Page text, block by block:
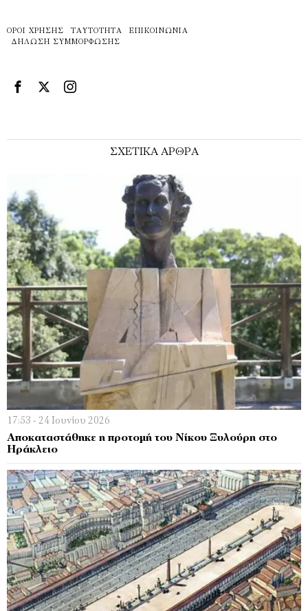
ΌΡΟΙ ΧΡΉΣΗΣ ΤΑΥΤΌΤΗΤΑ
ΕΠΙΚΟΙΝΩΝΊΑ
ΔΉΛΩΣΗ ΣΥΜΜΌΡΦΩΣΗΣ
ΣΧΕΤΙΚΑ ΑΡΘΡΑ
17:53 - 24 Ιουνίου 2026
Αποκαταστάθηκε η προτομή του Νίκου Ξυλούρη στο
Ηράκλειο